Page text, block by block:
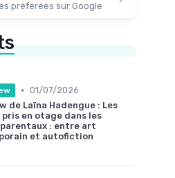
préférées sur Google
• 01/07/2026
de Laïna Hadengue : Les
en otage dans les
: entre art
et autofiction